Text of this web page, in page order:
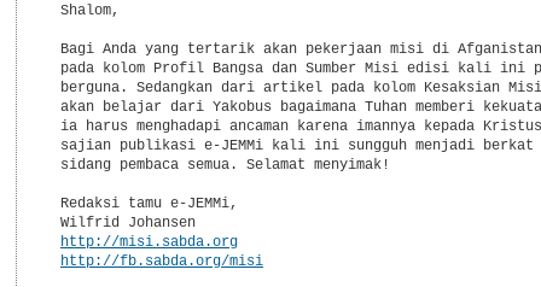
  Shalom,
Bagi Anda yang tertarik akan pekerjaan misi di
pada kolom Profil Bangsa dan Sumber Misi edisi kali ini
berguna. Sedangkan dari artikel pada kolom Kesaksian
akan belajar dari Yakobus bagaimana Tuhan memberi
ia harus menghadapi ancaman karena imannya kepada
sajian publikasi e-JEMMi kali ini sungguh menjadi berkat
  sidang pembaca semua. Selamat menyimak!
  Redaksi tamu e-JEMMi,
  Wilfrid Johansen
http://misi.sabda.org
http://fb.sabda.org/misi